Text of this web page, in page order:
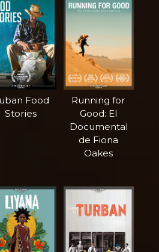
Food
Stories
Running for
Good: El
Documental
de Fiona
Oakes